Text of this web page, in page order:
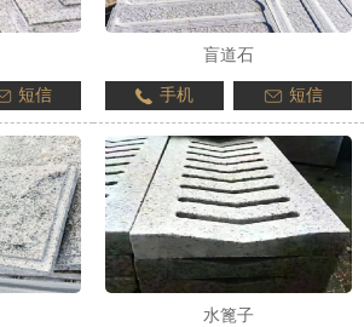
短信
盲道石
手机 短信
水篦子